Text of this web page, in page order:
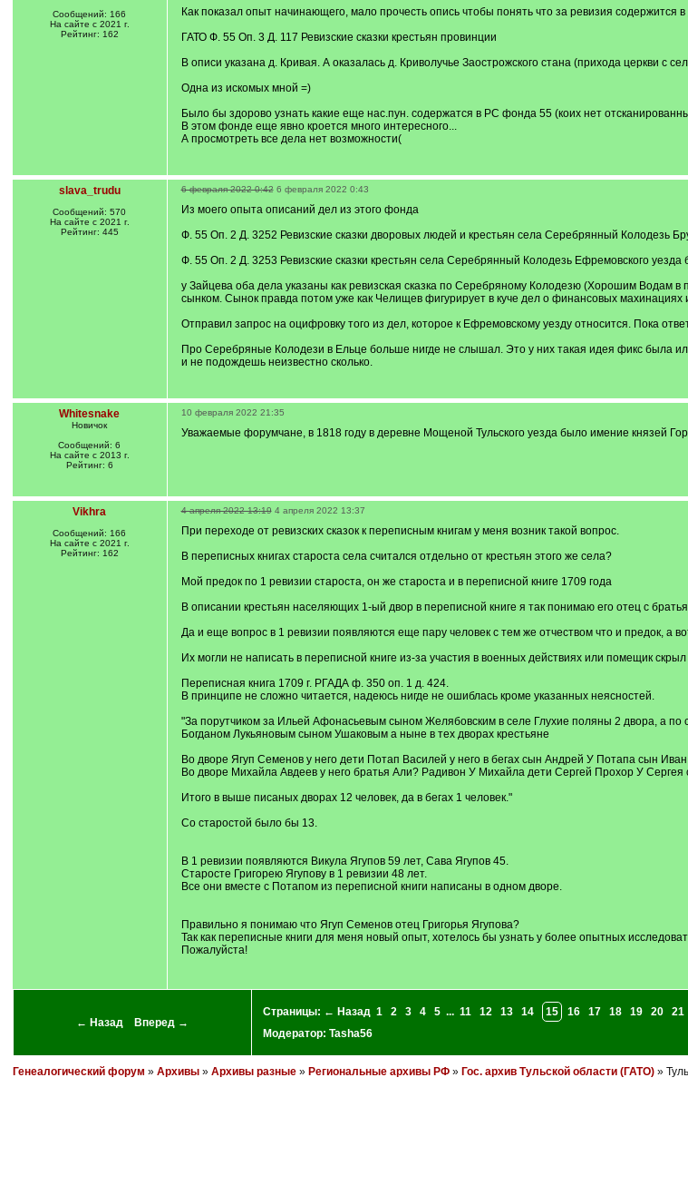
Сообщений: 166
На сайте с 2021 г.
Рейтинг: 162
Как показал опыт начинающего, мало прочесть опись чтобы понять что за ревизия содержится в
ГАТО Ф. 55 Оп. 3 Д. 117 Ревизские сказки крестьян провинции
В описи указана д. Кривая. А оказалась д. Криволучье Заострожского стана (прихода церкви с
Одна из искомых мной =)
Было бы здорово узнать какие еще нас.пун. содержатся в РС фонда 55 (коих нет
В этом фонде еще явно кроется много интересного...
А просмотреть все дела нет возможности(
slava_trudu
Сообщений: 570
На сайте с 2021 г.
Рейтинг: 445
6 февраля 2022 0:42 6 февраля 2022 0:43
Из моего опыта описаний дел из этого фонда
Ф. 55 Оп. 2 Д. 3252 Ревизские сказки дворовых людей и крестьян села Серебрянный Колодезь
Ф. 55 Оп. 2 Д. 3253 Ревизские сказки крестьян села Серебрянный Колодезь Ефремовского
у Зайцева оба дела указаны как ревизская сказка по Серебряному Колодезю (Хорошим Водам
сынком. Сынок правда потом уже как Челищев фигурирует в куче дел о финансовых махинациях
Отправил запрос на оцифровку того из дел, которое к Ефремовскому уезду относится. Пока
Про Серебряные Колодези в Ельце больше нигде не слышал. Это у них такая идея фикс была
и не подождешь неизвестно сколько.
Whitesnake
Новичок
Сообщений: 6
На сайте с 2013 г.
Рейтинг: 6
10 февраля 2022 21:35
Уважаемые форумчане, в 1818 году в деревне Мощеной Тульского уезда было имение князей
Vikhra
Сообщений: 166
На сайте с 2021 г.
Рейтинг: 162
4 апреля 2022 13:19 4 апреля 2022 13:37
При переходе от ревизских сказок к переписным книгам у меня возник такой вопрос.
В переписных книгах староста села считался отдельно от крестьян этого же села?
Мой предок по 1 ревизии староста, он же староста и в переписной книге 1709 года
В описании крестьян населяющих 1-ый двор в переписной книге я так понимаю его отец с
Да и еще вопрос в 1 ревизии появляются еще пару человек с тем же отчеством что и предок, а
Их могли не написать в переписной книге из-за участия в военных действиях или помещик
Переписная книга 1709 г. РГАДА ф. 350 оп. 1 д. 424.
В принципе не сложно читается, надеюсь нигде не ошиблась кроме указанных неясностей.
"За порутчиком за Ильей Афонасьевым сыном Желябовским в селе Глухие поляны 2 двора, а по
Богданом Лукьяновым сыном Ушаковым а ныне в тех дворах крестьяне
Во дворе Ягуп Семенов у него дети Потап Василей у него в бегах сын Андрей У Потапа сын
Во дворе Михайла Авдеев у него братья Али? Радивон У Михайла дети Сергей Прохор У Сергея
Итого в выше писаных дворах 12 человек, да в бегах 1 человек."
Со старостой было бы 13.
В 1 ревизии появляются Викула Ягупов 59 лет, Сава Ягупов 45.
Старосте Григорею Ягупову в 1 ревизии 48 лет.
Все они вместе с Потапом из переписной книги написаны в одном дворе.
Правильно я понимаю что Ягуп Семенов отец Григорья Ягупова?
Так как переписные книги для меня новый опыт, хотелось бы узнать у более опытных
Пожалуйста!
← Назад Вперед →
Страницы: ← Назад 1 2 3 4 5 ... 11 12 13 14 15 16 17 18 19 20 21
Модератор: Tasha56
Генеалогический форум » Архивы» Архивы разные» Региональные архивы РФ» Гос. архив Тульской области (ГАТО)»